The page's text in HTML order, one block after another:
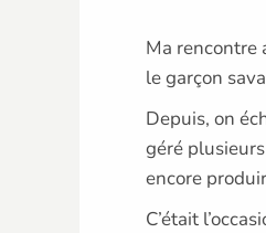
Ma rencontre
le garçon
Depuis, on
géré
encore
C’était